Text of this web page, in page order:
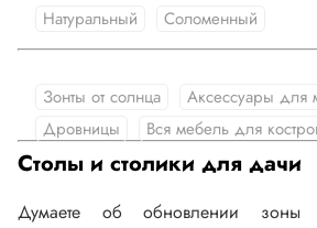
Натуральный
Соломенный
Зонты от солнца
Аксессуары для
Дровницы
Вся мебель для
Столы и столики для дачи
Думаете об обновлении зоны